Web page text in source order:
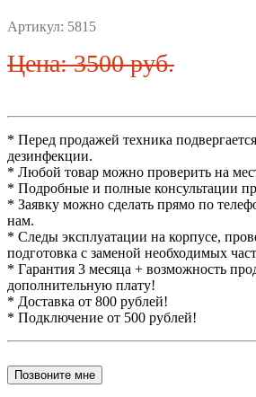
Артикул: 5815
Цена: 3500 руб.
* Перед продажей техника
дезинфекции.
* Любой товар можно проверить на
* Подробные и полные консультации
* Заявку можно сделать прямо по
нам.
* Следы эксплуатации на корпусе,
подготовка с заменой необходимых
* Гарантия 3 месяца + возможность
дополнительную плату!
* Доставка от 800 рублей!
* Подключение от 500 рублей!
Позвоните мне